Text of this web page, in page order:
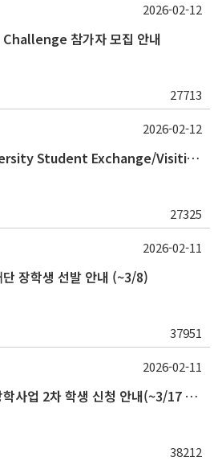
참가자 모집 안내
27713
2026-02-12
Seoul National University Student Exchange/Visiting Program Guideline (Fall 2026 Admission) / 2026학년도 2학기 국제교환방문학생 프로그램 선발 절차 안
27325
2026-02-12
장학생 선발 안내 (~3/8)
37951
2026-02-11
2026-1학기 국가근로장학사업 2차 학생 신청 안내(~3/17 18:00)
38212
2026-02-11